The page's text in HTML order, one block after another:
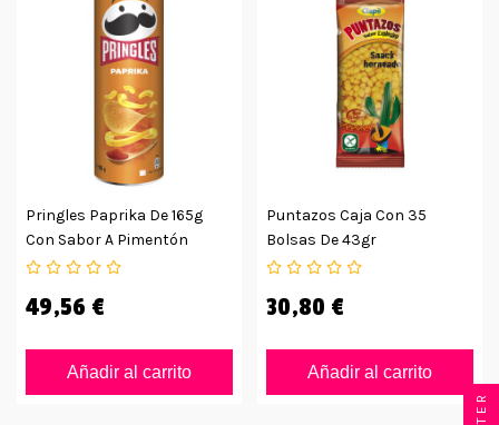
Pringles Paprika De 165g
Con Sabor A Pimentón
49,56 €
Añadir al carrito
Puntazos Caja Con 35
Bolsas De 43gr
30,80 €
Añadir al carrito